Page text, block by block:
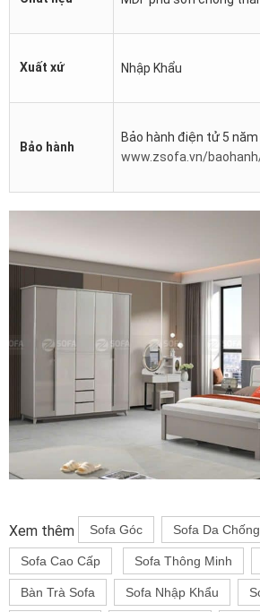
Xuất xứ Nhập Khẩu
Bảo hành
Bảo hành điện tử 5
www.zsofa.vn/
Xem thêm Sofa Góc Sofa Da
Sofa Cao Cấp Sofa Thông Minh
Bàn Trà Sofa Sofa Nhập Khẩu